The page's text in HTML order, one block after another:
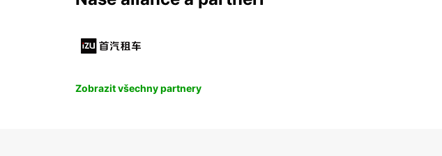
Zobrazit všechny partnery